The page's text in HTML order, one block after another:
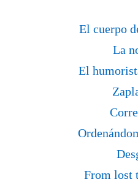
El cuerpo
La
El
From lost